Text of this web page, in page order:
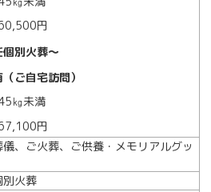
円
別火葬～
ご自宅訪問）
㎏未満
円
、ご火葬、ご供養・メモリアルグッ
別火葬